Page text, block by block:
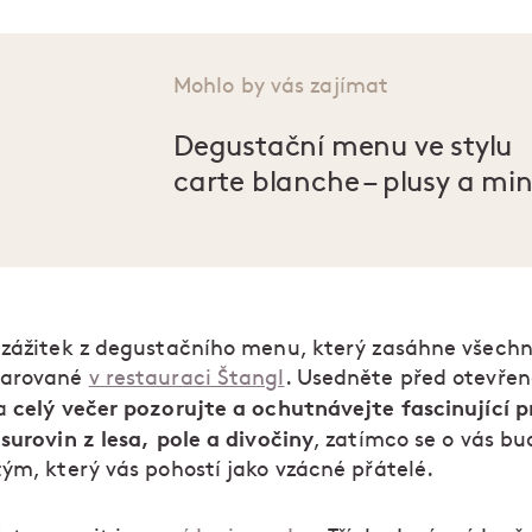
Mohlo by vás zajímat
Degustační menu ve stylu
carte blanche – plusy a
z degustačního menu, který zasáhne
v restauraci Štangl . Usedněte před
celý večer pozorujte a ochutnávejte fascinující
z lesa, pole a divočiny, zatímco se o vás
který vás pohostí jako vzácné přátelé.